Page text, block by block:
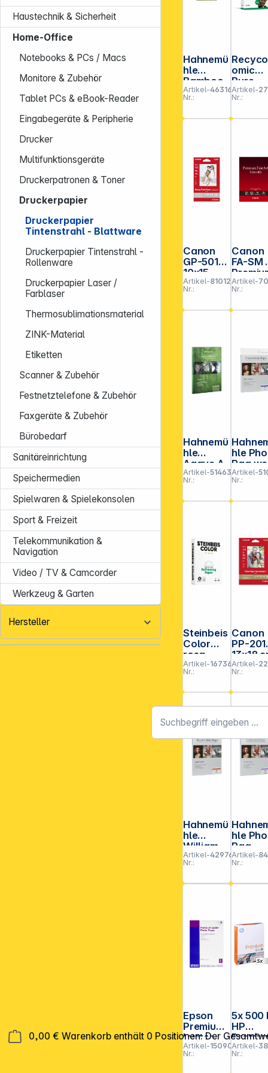
0,00 € Warenkorb enthält 0 Positionen. Der
Haustechnik & Sicherheit
Home-Office
Notebooks & PCs / Macs
Monitore & Zubehör
Tablet PCs & eBook-Reader
Eingabegeräte & Peripherie
Drucker
Multifunktionsgeräte
Druckerpatronen & Toner
Druckerpapier
Druckerpapier
Tintenstrahl - Blattware
Druckerpapier Tintenstrahl -
Rollenware
Druckerpapier Laser /
Farblaser
Thermosublimationsmaterial
ZINK-Material
Etiketten
Scanner & Zubehör
Festnetztelefone & Zubehör
Faxgeräte & Zubehör
Bürobedarf
Sanitäreinrichtung
Speichermedien
Spielwaren & Spielekonsolen
Sport & Freizeit
Telekommunikation &
Navigation
Video / TV & Camcorder
Werkzeug & Garten
Hersteller
Hahnemü
hle
Bamboo
A 4 290
g, 25
Blatt,
natural
Artikel-
Nr.:
463162
omic
Pure
White
90 A 4
80 g
Artikel-
Nr.:
Canon
GP-501
10x15,
glossy
200 g,
Artikel-
Nr.:
810122
Canon
FA-SM
FineArt
Smooth
Blatt,
Artikel-
Nr.:
Hahnemü
hle
Agave A
4 290 g,
25 Blatt,
white
matt
Artikel-
Nr.:
514635
hle
Rag
A 2 188 g,
25 Blatt
Artikel-
Nr.:
Steinbeis
Color
rosa
Recyclin
gpapier
A 4 80 g
500 Bl.
Artikel-
Nr.:
167360
Canon
PP-201
13x18
20
Photo
Plus
Glossy
265 g
Artikel-
Nr.:
Hahnemü
hle
William
Turner A
3+
naturwei
ß, 190 g,
Artikel-
Nr.:
429760
hle
Rag
Baryta A
4 308 g,
matt
Artikel-
Nr.:
Epson
Premium
Luster
Photo
Paper A 2
25 Blatt,
Artikel-
Nr.:
150906
5x 500
HP
A 4, 90
CHP 852
Artikel-
Nr.: